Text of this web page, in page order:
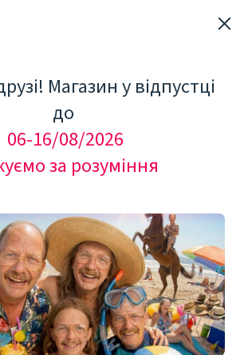
ШКІРОЮ
Магазин у відпустці
до
06-16/08/2026
за розуміння